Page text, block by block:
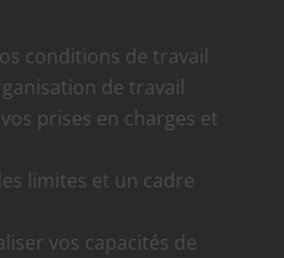
conditions de travail
de travail
prises en charges et
limites et un cadre
vos capacités de